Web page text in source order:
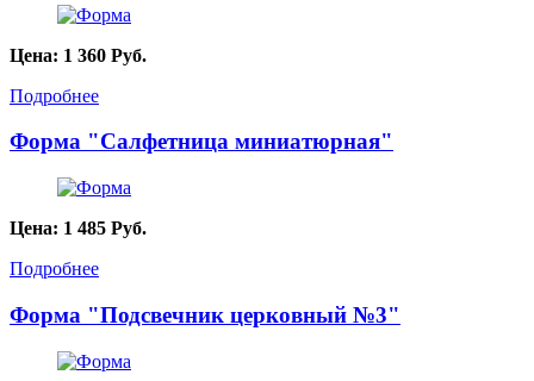
Цена: 1 360 Руб.
Подробнее
Форма "Салфетница миниатюрная"
Цена: 1 485 Руб.
Подробнее
Форма "Подсвечник церковный №3"